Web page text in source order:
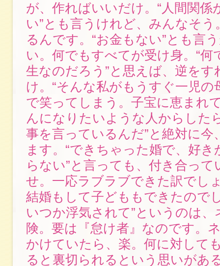
が、作ればいいだけ。“人間関係
い”とも言うけれど、みんなそ
るんです。“お金もない”とも言
い。何でもすべてが受け身。“何
生なのだろう”と思えば、逆をす
け。“そんな私がもうすぐ一児の
で笑ってしまう。子宝に恵まれ
んになりたいような人からした
事を言っているんだ”と絶対に今
ます。“できちゃった婚で、好
らない”と言っても、付き合っ
せ。一応ラブラブできた訳でし
結婚もして子どももできたので
いつか浮気されて”というのは、
険。要は『怠け者』なのです。
かけていたら、楽。何に対して
ると裏切られるという思いがあ